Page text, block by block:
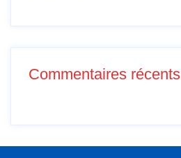
Commentaires récents